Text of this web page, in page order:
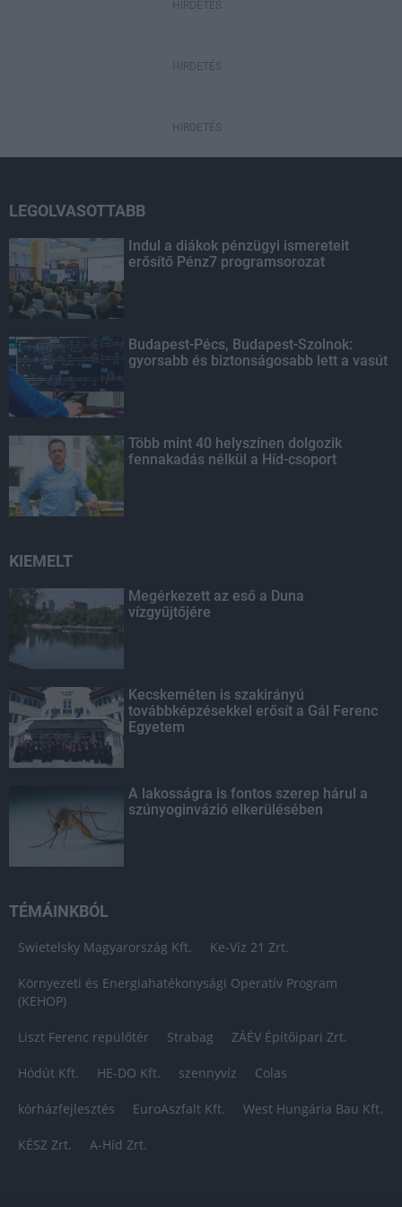
HIRDETÉS
HIRDETÉS
HIRDETÉS
LEGOLVASOTTABB
Indul a diákok pénzügyi ismereteit
erősítő Pénz7 programsorozat
Budapest-Pécs, Budapest-Szolnok:
gyorsabb és biztonságosabb lett a vasút
Több mint 40 helyszínen dolgozik
fennakadás nélkül a Híd-csoport
KIEMELT
Megérkezett az eső a Duna
vízgyűjtőjére
Kecskeméten is szakirányú
továbbképzésekkel erősít a Gál Ferenc
Egyetem
A lakosságra is fontos szerep hárul a
szúnyoginvázió elkerülésében
TÉMÁINKBÓL
Swietelsky Magyarország Kft. Ke-Víz 21 Zrt.
Környezeti és Energiahatékonysági Operatív Program
(KEHOP)
Liszt Ferenc repülőtér Strabag ZÁÉV Építőipari Zrt.
Hódút Kft. HE-DO Kft. szennyvíz Colas
kórházfejlesztés EuroAszfalt Kft. West Hungária Bau Kft.
KÉSZ Zrt. A-Híd Zrt.